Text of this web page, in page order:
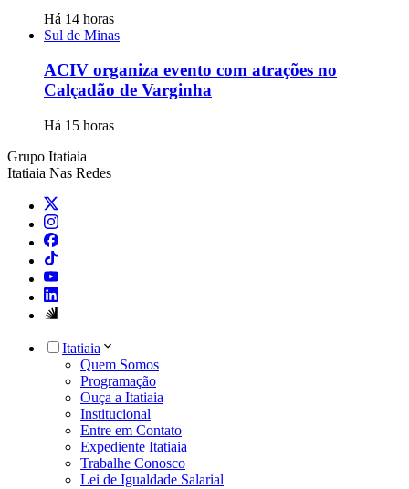
Há 14 horas
Sul de Minas
ACIV organiza evento com atrações no
Calçadão de Varginha
Há 15 horas
Grupo Itatiaia
Itatiaia Nas Redes
Itatiaia
Quem Somos
Programação
Ouça a Itatiaia
Institucional
Entre em Contato
Expediente Itatiaia
Trabalhe Conosco
Lei de Igualdade Salarial